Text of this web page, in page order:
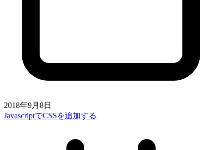
2018年9月8日
JavascriptでCSSを追加する